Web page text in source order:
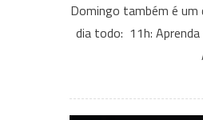
Domingo também é um
dia todo: 11h: